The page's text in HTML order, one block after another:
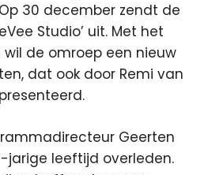
30 december zendt de
Studio’ uit. Met het
de omroep een nieuw
dat ook door Remi van
Geerten
jarige leeftijd overleden.